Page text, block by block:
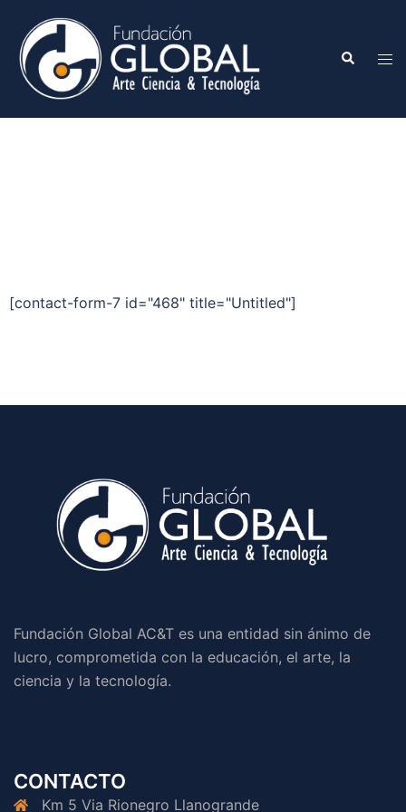
[contact-form-7 id="468" title="Untitled"]
Fundación Global AC&T es una entidad sin ánimo de
lucro, comprometida con la educación, el arte, la
ciencia y la tecnología.
CONTACTO
Km 5 Via Rionegro Llanogrande